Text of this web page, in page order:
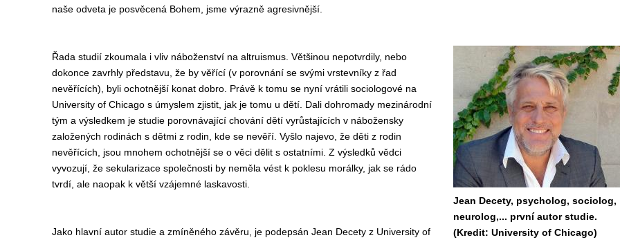
naše odveta je posvěcená Bohem, jsme výrazně agresivnější.
Jean Decety, psycholog, sociolog,
neurolog,... první autor studie.
(Kredit: University of Chicago)
Řada studií zkoumala i vliv náboženství na altruismus. Většinou nepotvrdily, nebo
dokonce zavrhly představu, že by věřící (v porovnání se svými vrstevníky z řad
nevěřících), byli ochotnější konat dobro. Právě k tomu se nyní vrátili sociologové na
University of Chicago s úmyslem zjistit, jak je tomu u dětí. Dali dohromady mezinárodní
tým a výsledkem je studie porovnávající chování dětí vyrůstajících v nábožensky
založených rodinách s dětmi z rodin, kde se nevěří. Vyšlo najevo, že děti z rodin
nevěřících, jsou mnohem ochotnější se o věci dělit s ostatními. Z výsledků vědci
vyvozují, že sekularizace společnosti by neměla vést k poklesu morálky, jak se rádo
tvrdí, ale naopak k větší vzájemné laskavosti.
Jako hlavní autor studie a zmíněného závěru, je podepsán Jean Decety z University of